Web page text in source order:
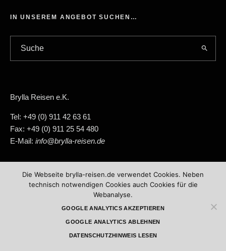
IN UNSEREM ANGEBOT SUCHEN…
Brylla Reisen e.K.
Tel: +49 (0) 911 42 63 61
Fax: +49 (0) 911 25 54 480
E-Mail: info@brylla-reisen.de
AKTUELLES AUS DEM BLOG
Allgemein Sehenswürdigkeiten
Thorn und Bromberg. Das dynamische Duo von
Die Webseite brylla-reisen.de verwendet Cookies. Neben
technisch notwendigen Cookies auch Cookies für die
Webanalyse.
GOOGLE ANALYTICS AKZEPTIEREN
GOOGLE ANALYTICS ABLEHNEN
DATENSCHUTZHINWEIS LESEN